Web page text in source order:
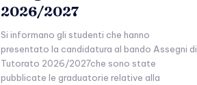
2026/2027
Si informano gli studenti che hanno
presentato la candidatura al bando Assegni di
Tutorato 2026/2027che sono state
pubblicate le graduatorie relative alla